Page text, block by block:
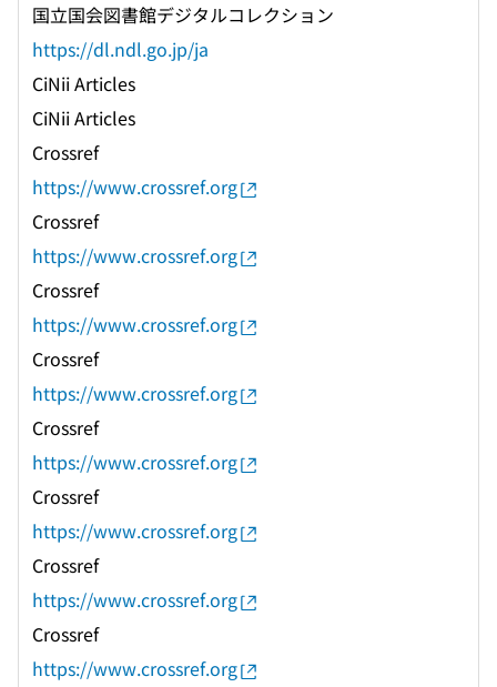
国立国会図書館デジタルコレクション
https://dl.ndl.go.jp/ja
CiNii Articles
CiNii Articles
Crossref
https://www.crossref.org
Crossref
https://www.crossref.org
Crossref
https://www.crossref.org
Crossref
https://www.crossref.org
Crossref
https://www.crossref.org
Crossref
https://www.crossref.org
Crossref
https://www.crossref.org
Crossref
https://www.crossref.org